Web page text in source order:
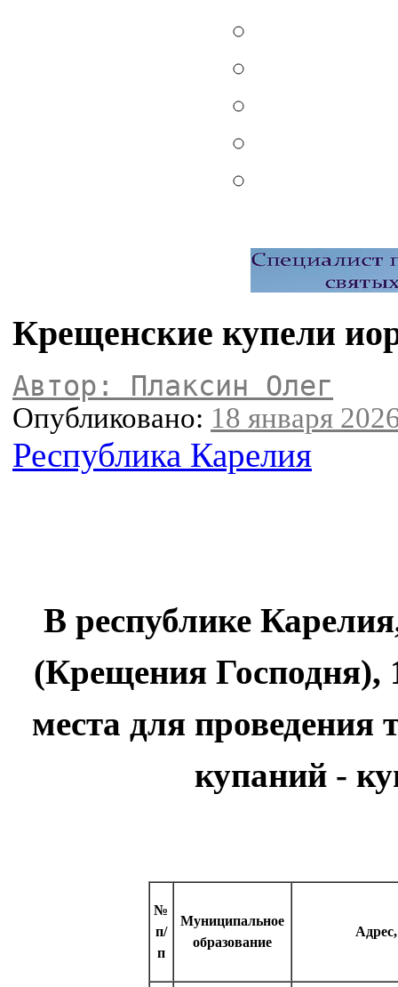
Крещенские купели
Автор: Плаксин Олег
Опубликовано: 18 января
Республика Карелия
В республике
(Крещения Господня),
места для
купаний -
№
п/
п
Муниципальное
образование